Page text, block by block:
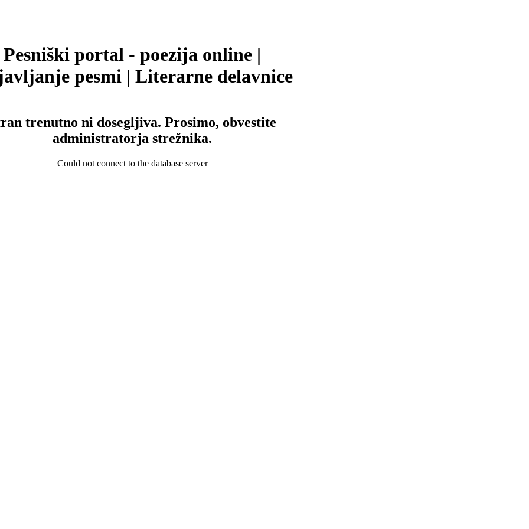
Pesniški portal - poezija online |
pesmi | Literarne delavnice
trenutno ni dosegljiva. Prosimo, obvestite
administratorja strežnika.
Could not connect to the database server